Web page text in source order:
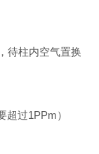
待柱内空气置换
过1PPm）